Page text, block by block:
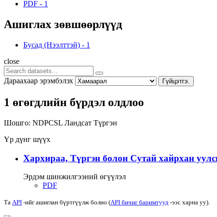
PDF - 1
Ашиглах зөвшөөрлүүд
Бусад (Нээлттэй) - 1
close
Дараахаар эрэмбэлэх Гүйцэтгэ.
1 өгөгдлийн бүрдэл олдлоо
Шошго: NDPCSL Ландсат Түргэн
Үр дүнг шүүх
Хархираа, Түргэн болон Сутай хайрхан
Эрдэм шинжилгээний өгүүлэл
PDF
Та API -ийг ашиглан бүртгүүлж болно (API бичиг баримтууд -ээс харна уу).